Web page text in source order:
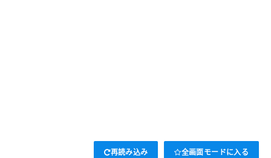
再読み込み 全画面モードに入る